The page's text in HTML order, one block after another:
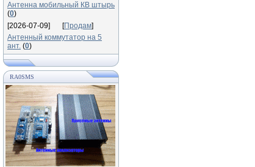
Антенна мобильный КВ штырь
(0)
[2026-07-09]
[Продам]
Антенный коммутатор на 5
ант. (0)
RA0SMS